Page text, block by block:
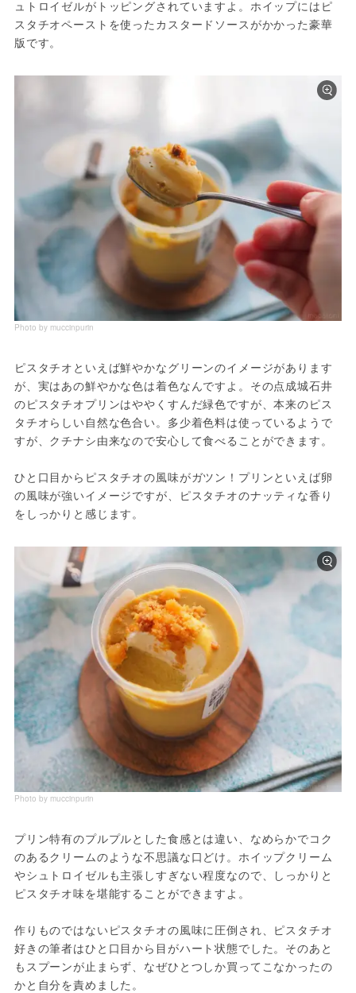
ュトロイゼルがトッピングされていますよ。ホイップにはピ
スタチオペーストを使ったカスタードソースがかかった豪華
版です。
Photo by muccinpurin
ピスタチオといえば鮮やかなグリーンのイメージがあります
が、実はあの鮮やかな色は着色なんですよ。その点成城石井
のピスタチオプリンはややくすんだ緑色ですが、本来のピス
タチオらしい自然な色合い。多少着色料は使っているようで
すが、クチナシ由来なので安心して食べることができます。
ひと口目からピスタチオの風味がガツン！プリンといえば卵
の風味が強いイメージですが、ピスタチオのナッティな香り
をしっかりと感じます。
Photo by muccinpurin
プリン特有のプルプルとした食感とは違い、なめらかでコク
のあるクリームのような不思議な口どけ。ホイップクリーム
やシュトロイゼルも主張しすぎない程度なので、しっかりと
ピスタチオ味を堪能することができますよ。
作りものではないピスタチオの風味に圧倒され、ピスタチオ
好きの筆者はひと口目から目がハート状態でした。そのあと
もスプーンが止まらず、なぜひとつしか買ってこなかったの
かと自分を責めました。